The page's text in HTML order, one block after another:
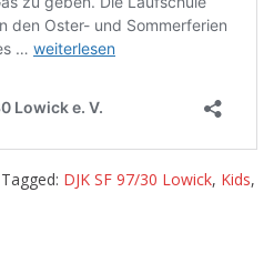
Tagged: DJK SF 97/30 Lowick, Kids,